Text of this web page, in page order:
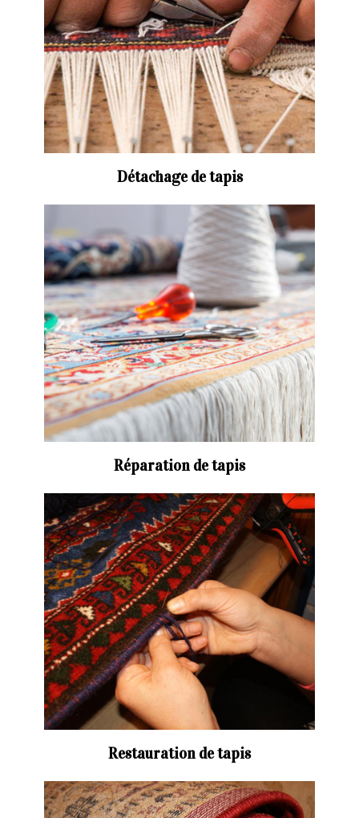
Détachage de tapis
Réparation de tapis
Restauration de tapis